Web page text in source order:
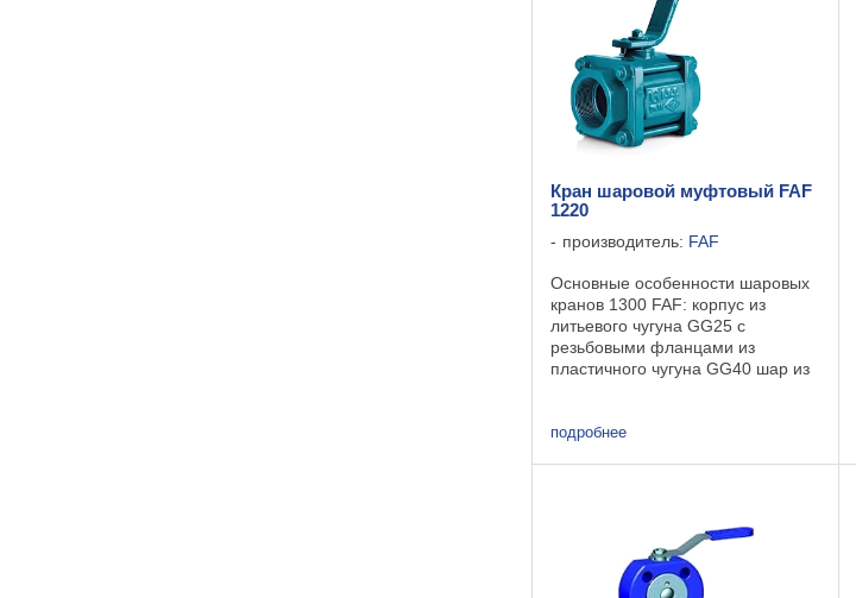
Кран шаровой муфтовый FAF
1220
производитель: FAF
Основные особенности шаровых
кранов 1300 FAF: корпус из
литьевого чугуна GG25 с
резьбовыми фланцами из
пластичного чугуна GG40 шар из
уплотнительные кольца шара,
подробнее